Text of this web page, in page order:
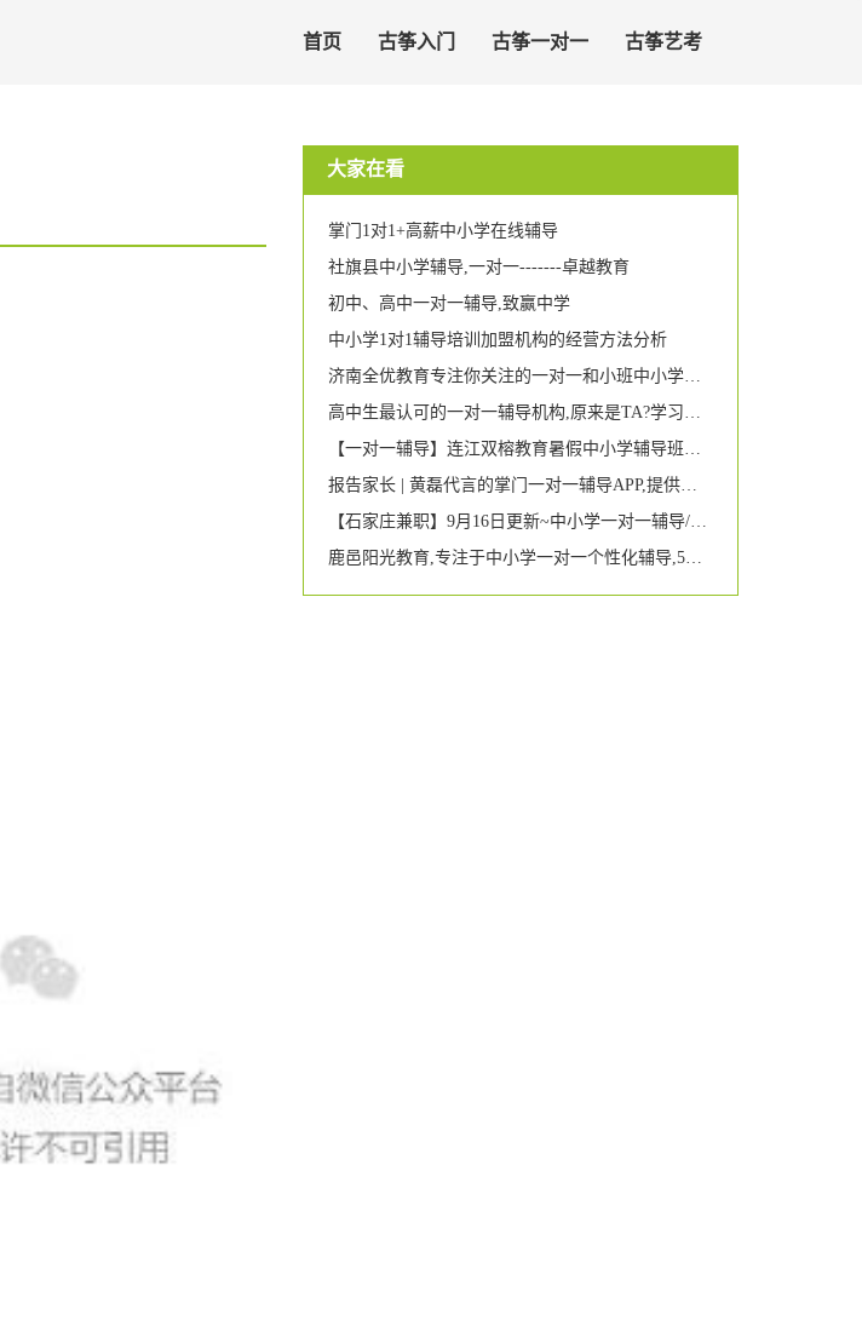
首页 古筝入门 古筝一对一 古筝艺考
大家在看
掌门1对1+高薪中小学在线辅导
社旗县中小学辅导,一对一-------卓越教育
初中、高中一对一辅导,致赢中学
中小学1对1辅导培训加盟机构的经营方法分析
济南全优教育专注你关注的一对一和小班中小学辅导
高中生最认可的一对一辅导机构,原来是TA?学习哥也惊呆了!
【一对一辅导】连江双榕教育暑假中小学辅导班开始啦!
报告家长 | 黄磊代言的掌门一对一辅导APP,提供个性化在线学习辅导,仍有6大不足之处
【石家庄兼职】9月16日更新~中小学一对一辅导/传单派发举牌/婚宴餐厅兼职
鹿邑阳光教育,专注于中小学一对一个性化辅导,5—10精品小班,小学生托管,优秀学员可参加语数英等竞赛活动,可签约郑州名校.